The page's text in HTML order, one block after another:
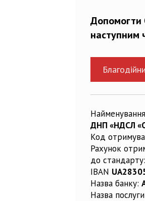
Допомогти
наступним
ДНП «НДСЛ
Код
Рахунок
до стандарту:
IBAN
Назва банку:
Назва